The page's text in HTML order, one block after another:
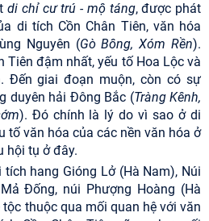
di chỉ cư trú - mộ táng, được phát
di tích Cồn Chân Tiên, văn hóa
Nguyên (Gò Bông, Xóm Rền).
Tiên đậm nhất, yếu tố Hoa Lộc và
Đến giai đoạn muộn, còn có sự
duyên hải Đông Bắc (Tràng Kênh,
). Đó chính là lý do vì sao ở di
tố văn hóa của các nền văn hóa ở
hội tụ ở đây.
hang Gióng Lở (Hà Nam), Núi
Đống, núi Phượng Hoàng (Hà
thuộc qua mối quan hệ với văn